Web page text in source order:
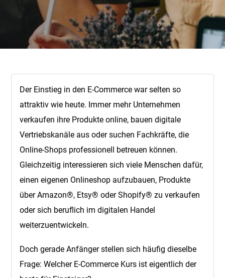
Der Einstieg in den E-Commerce war selten so
attraktiv wie heute. Immer mehr Unternehmen
verkaufen ihre Produkte online, bauen digitale
Vertriebskanäle aus oder suchen Fachkräfte, die
Online-Shops professionell betreuen können.
Gleichzeitig interessieren sich viele Menschen dafür,
einen eigenen Onlineshop aufzubauen, Produkte
über Amazon®, Etsy® oder Shopify® zu verkaufen
oder sich beruflich im digitalen Handel
weiterzuentwickeln.
Doch gerade Anfänger stellen sich häufig dieselbe
Frage: Welcher E-Commerce Kurs ist eigentlich der